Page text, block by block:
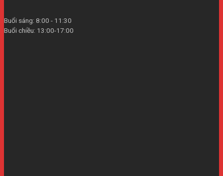
Buổi sáng: 8:00 - 11:30
Buổi chiều: 13:00-17:00